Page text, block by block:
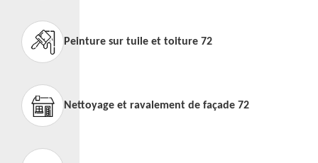
Peinture sur tuile et toiture 72
Nettoyage et ravalement de façade 72